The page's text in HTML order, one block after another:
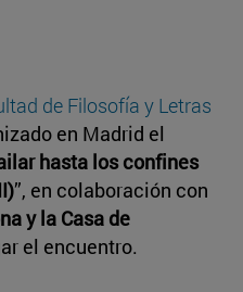
de Filosofía y Letras
en Madrid el
hasta los confines
”, en colaboración con
y la Casa de
el encuentro.